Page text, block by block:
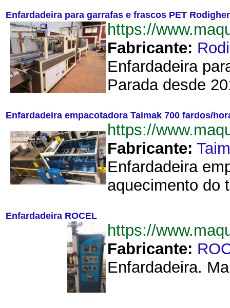
Enfardadeira para garrafas e frascos PET
https://
Fabricante:
Enfardadeira
Parada desde
Enfardadeira empacotadora Taimak 700 fardos/
https://
Fabricante:
Enfardadeira
aquecimento do
Enfardadeira ROCEL
https://
Fabricante:
Enfardadeira.